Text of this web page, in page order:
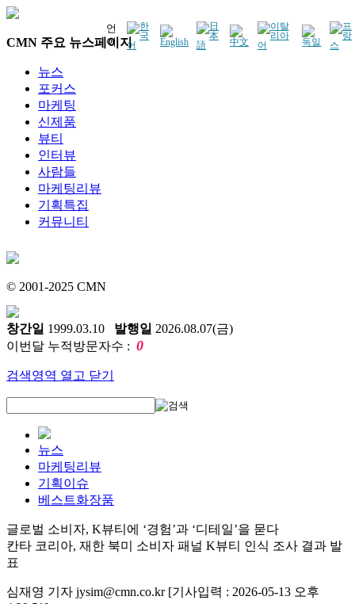
언
어
CMN 주요 뉴스페이지
뉴스
포커스
마케팅
신제품
뷰티
인터뷰
사람들
마케팅리뷰
기획특집
커뮤니티
© 2001-2025 CMN
창간일 1999.03.10 발행일 2026.08.07(금)
이번달 누적방문자수 : 0
검색영역 열고 닫기
뉴스
마케팅리뷰
기획이슈
베스트화장품
글로벌 소비자, K뷰티에 ‘경험’과 ‘디테일’을 묻다
칸타 코리아, 재한 북미 소비자 패널 K뷰티 인식 조사 결과 발
표
심재영 기자 jysim@cmn.co.kr [기사입력 : 2026-05-13 오후